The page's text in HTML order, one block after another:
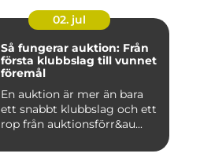
02. jul
Så fungerar auktion: Från
första klubbslag till vunnet
föremål
En auktion är mer än bara
ett snabbt klubbslag och ett
rop från auktionsförr&au...